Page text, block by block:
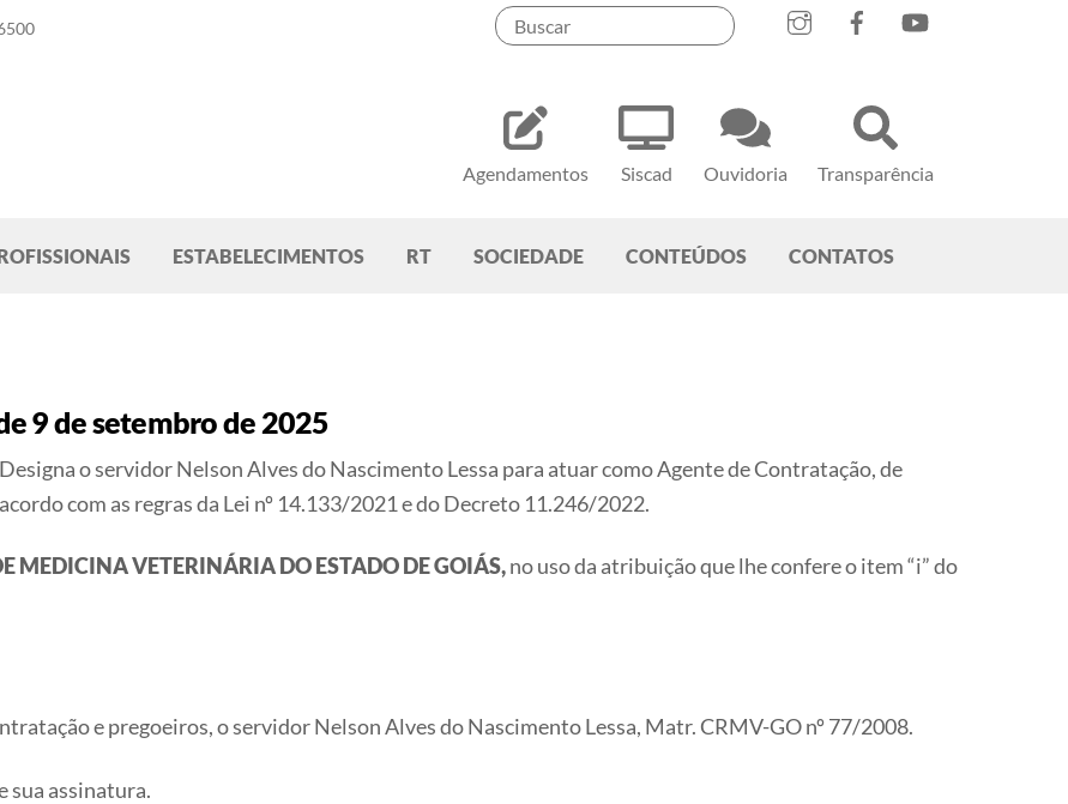
Agendamentos Siscad Ouvidoria Transparência
ESTABELECIMENTOS RT SOCIEDADE CONTEÚDOS CONTATOS
9 de setembro de 2025
Designa o servidor Nelson Alves do Nascimento Lessa para atuar como Agente de Contratação, de
acordo com as regras da Lei nº 14.133/2021 e do Decreto 11.246/2022.
MEDICINA VETERINÁRIA DO ESTADO DE GOIÁS,no uso da atribuição que lhe confere o item “i” do
e pregoeiros, o servidor Nelson Alves do Nascimento Lessa, Matr. CRMV-GO nº 77/2008.
sua assinatura.